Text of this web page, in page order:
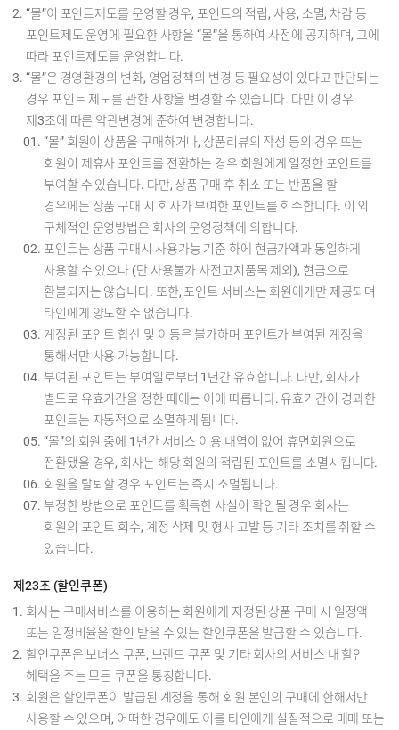
“몰”이 포인트제도를 운영할 경우, 포인트의 적립, 사용, 소멸, 차감 등
포인트제도 운영에 필요한 사항을 “몰”을 통하여 사전에 공지하며, 그에
따라 포인트제도를 운영합니다.
“몰”은 경영환경의 변화, 영업정책의 변경 등 필요성이 있다고 판단되는
경우 포인트 제도를 관한 사항을 변경할 수 있습니다. 다만 이 경우
제3조에 따른 약관변경에 준하여 변경합니다.
“몰” 회원이 상품을 구매하거나, 상품리뷰의 작성 등의 경우 또는
회원이 제휴사 포인트를 전환하는 경우 회원에게 일정한 포인트를
부여할 수 있습니다. 다만, 상품구매 후 취소 또는 반품을 할
경우에는 상품 구매 시 회사가 부여한 포인트를 회수합니다. 이 외
구체적인 운영방법은 회사의 운영정책에 의합니다.
포인트는 상품 구매시 사용가능 기준 하에 현금가액과 동일하게
사용할 수 있으나 (단 사용불가 사전고지품목 제외), 현금으로
환불되지는 않습니다. 또한, 포인트 서비스는 회원에게만 제공되며
타인에게 양도할 수 없습니다.
계정된 포인트 합산 및 이동은 불가하며 포인트가 부여된 계정을
통해서만 사용 가능합니다.
부여된 포인트는 부여일로부터 1년간 유효합니다. 다만, 회사가
별도로 유효기간을 정한 때에는 이에 따릅니다. 유효기간이 경과한
포인트는 자동적으로 소멸하게 됩니다.
“몰”의 회원 중에 1년간 서비스 이용 내역이 없어 휴면회원으로
전환됐을 경우, 회사는 해당 회원의 적립된 포인트를 소멸시킵니다.
회원을 탈퇴할 경우 포인트는 즉시 소멸됩니다.
부정한 방법으로 포인트를 획득한 사실이 확인될 경우 회사는
회원의 포인트 회수, 계정 삭제 및 형사 고발 등 기타 조치를 취할 수
있습니다.
제23조 (할인쿠폰)
회사는 구매서비스를 이용하는 회원에게 지정된 상품 구매 시 일정액
또는 일정비율을 할인 받을 수 있는 할인쿠폰을 발급할 수 있습니다.
할인쿠폰은 보너스 쿠폰, 브랜드 쿠폰 및 기타 회사의 서비스 내 할인
혜택을 주는 모든 쿠폰을 통칭합니다.
회원은 할인쿠폰이 발급된 계정을 통해 회원 본인의 구매에 한해서만
사용할 수 있으며, 어떠한 경우에도 이를 타인에게 실질적으로 매매 또는